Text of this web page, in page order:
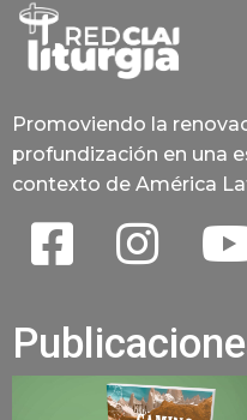
Promoviendo la
profundización en una
contexto de América